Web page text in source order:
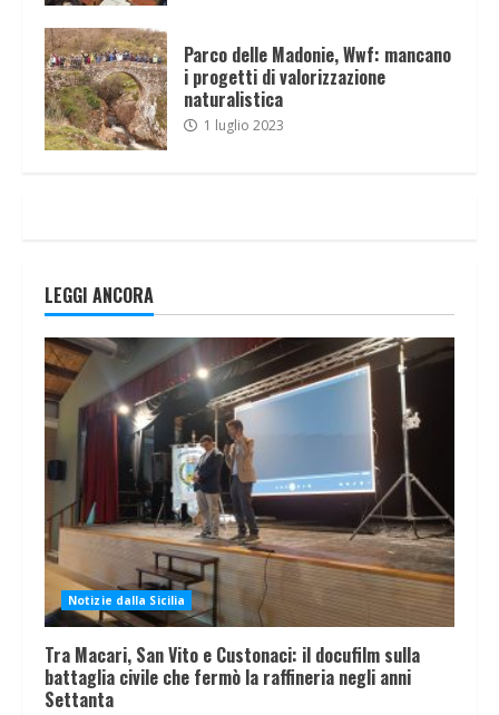
Parco delle Madonie, Wwf: mancano
i progetti di valorizzazione
naturalistica
1 luglio 2023
LEGGI ANCORA
Notizie dalla Sicilia
Tra Macari, San Vito e Custonaci: il docufilm sulla
battaglia civile che fermò la raffineria negli anni
Settanta